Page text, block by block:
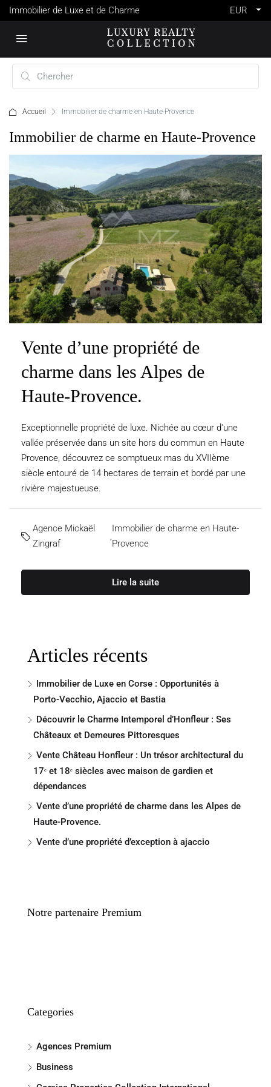
Immobilier de Luxe et de Charme EUR
Accueil Immobilier de charme en Haute-Provence
Immobilier de charme en Haute-Provence
Vente d’une propriété de
charme dans les Alpes de
Haute-Provence.
Exceptionnelle propriété de luxe. Nichée au cœur d'une
vallée préservée dans un site hors du commun en Haute
Provence, découvrez ce somptueux mas du XVIIème
siècle entouré de 14 hectares de terrain et bordé par une
rivière majestueuse.
Agence Mickaël
Zingraf
Immobilier de charme en Haute-
Provence
Lire la suite
Articles récents
Immobilier de Luxe en Corse : Opportunités à
Porto-Vecchio, Ajaccio et Bastia
Découvrir le Charme Intemporel d’Honfleur : Ses
Châteaux et Demeures Pittoresques
Vente Château Honfleur : Un trésor architectural du
17ᵉ et 18ᵉ siècles avec maison de gardien et
dépendances
Vente d’une propriété de charme dans les Alpes de
Haute-Provence.
Vente d’une propriété d’exception à ajaccio
Notre partenaire Premium
Categories
Agences Premium
Business